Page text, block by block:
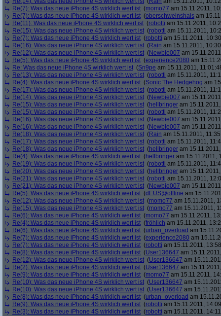
Re(7): Was das neue iPhone 4S wirklich wert ist (momo77 am 15.11.2011,
Re(7): Was das neue iPhone 4S wirklich wert ist (oberschweinshals am
Re(11): Was das neue iPhone 4S wirklich wert ist (robotti am 15.11.2011,
Re(15): Was das neue iPhone 4S wirklich wert ist (robotti am 15.11.2011,
Re(7): Was das neue iPhone 4S wirklich wert ist (robotti am 15.11.2011,
Re(16): Was das neue iPhone 4S wirklich wert ist (Rain am 15.11.2011,
Re(12): Was das neue iPhone 4S wirklich wert ist (Newbie007 am
Re(5): Was das neue iPhone 4S wirklich wert ist (experience2080 am
Re: Was das neue iPhone 4S wirklich wert ist (Sn9pe am 15.11.2011,
Re(13): Was das neue iPhone 4S wirklich wert ist (robotti am 15.11.2011,
Re(4): Was das neue iPhone 4S wirklich wert ist (Sonic The Hedgehog am
Re(17): Was das neue iPhone 4S wirklich wert ist (robotti am 15.11.2011,
Re(14): Was das neue iPhone 4S wirklich wert ist (Newbie007 am
Re(15): Was das neue iPhone 4S wirklich wert ist (hellbringer am
Re(15): Was das neue iPhone 4S wirklich wert ist (robotti am 15.11.2011,
Re(16): Was das neue iPhone 4S wirklich wert ist (Newbie007 am
Re(16): Was das neue iPhone 4S wirklich wert ist (Newbie007 am
Re(18): Was das neue iPhone 4S wirklich wert ist (Rain am 15.11.2011,
Re(17): Was das neue iPhone 4S wirklich wert ist (robotti am 15.11.2011,
Re(18): Was das neue iPhone 4S wirklich wert ist (hellbringer am
Re(4): Was das neue iPhone 4S wirklich wert ist (hellbringer am 15.11.2011,
Re(19): Was das neue iPhone 4S wirklich wert ist (robotti am 15.11.2011,
Re(20): Was das neue iPhone 4S wirklich wert ist (hellbringer am
Re(21): Was das neue iPhone 4S wirklich wert ist (robotti am 15.11.2011,
Re(21): Was das neue iPhone 4S wirklich wert ist (Newbie007 am
Re(5): Was das neue iPhone 4S wirklich wert ist (dEUS@offline am
Re(12): Was das neue iPhone 4S wirklich wert ist (momo77 am 15.11.2011,
Re(15): Was das neue iPhone 4S wirklich wert ist (momo77 am 15.11.2011,
Re(6): Was das neue iPhone 4S wirklich wert ist (momo77 am 15.11.2011,
Re(4): Was das neue iPhone 4S wirklich wert ist (fröhlich am 15.11.2011,
Re(6): Was das neue iPhone 4S wirklich wert ist (urban_overload am
Re(7): Was das neue iPhone 4S wirklich wert ist (experience2080 am
Re(7): Was das neue iPhone 4S wirklich wert ist (robotti am 15.11.2011,
Re(8): Was das neue iPhone 4S wirklich wert ist (User136647 am
Re(12): Was das neue iPhone 4S wirklich wert ist (User136647 am
Re(2): Was das neue iPhone 4S wirklich wert ist (User136647 am
Re(9): Was das neue iPhone 4S wirklich wert ist (momo77 am 15.11.2011,
Re(10): Was das neue iPhone 4S wirklich wert ist (User136647 am
Re(10): Was das neue iPhone 4S wirklich wert ist (User136647 am
Re(8): Was das neue iPhone 4S wirklich wert ist (urban_overload am
Re(9): Was das neue iPhone 4S wirklich wert ist (robotti am 15.11.2011,
Re(3): Was das neue iPhone 4S wirklich wert ist (robotti am 15.11.2011,